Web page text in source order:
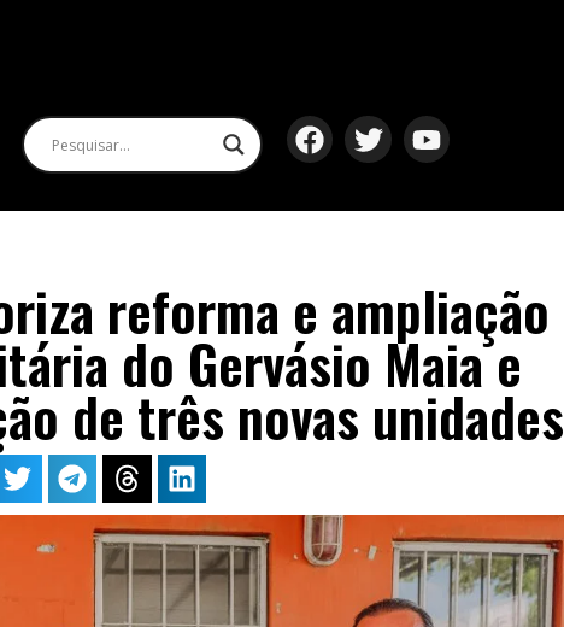
reforma e ampliação
do Gervásio Maia e
de três novas unidades